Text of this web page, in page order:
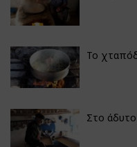
Το
Στο άδυτο